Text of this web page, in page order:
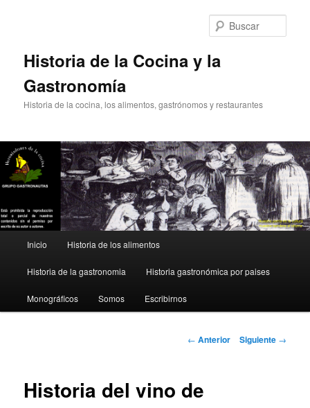
Historia de la Cocina y la
Gastronomía
Historia de la cocina, los alimentos, gastrónomos y restaurantes
principal
Inicio Historia de los alimentos
Historia de la gastronomia Historia gastronómica por paises
Monográficos Somos Escribirnos
Navegación
← Anterior Siguiente →
Historia del vino de